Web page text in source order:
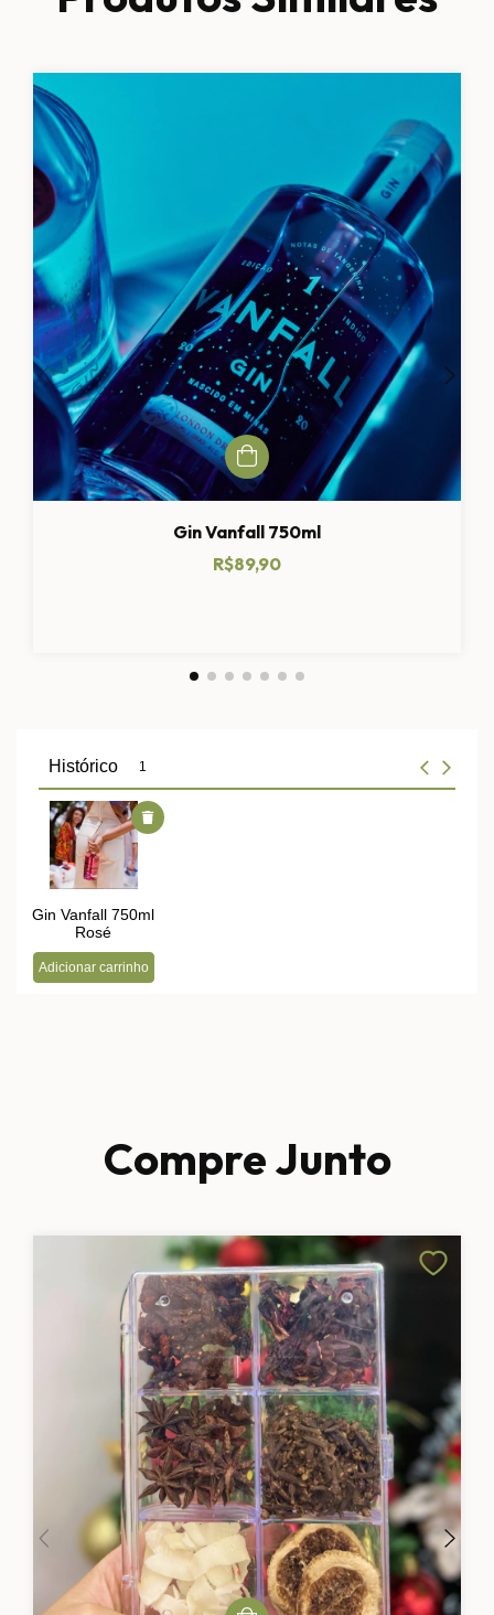
Gin Vanfall 750ml
R$89,90
Compre Junto